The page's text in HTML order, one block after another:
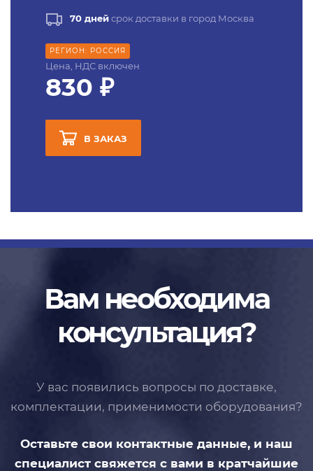
70 днейсрок доставки в город Москва
РЕГИОН: РОССИЯ
Цена, НДС включен
830 ₽
В ЗАКАЗ
Вам необходима
консультация?
У вас появились вопросы по доставке,
комплектации, применимости оборудования?
Оставьте свои контактные данные, и наш
специалист свяжется с вами в кратчайшие